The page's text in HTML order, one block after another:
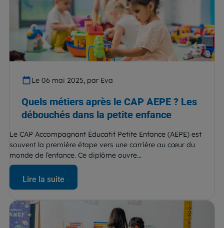
Le 06 mai 2025, par Eva
Quels métiers après le CAP AEPE ? Les
débouchés dans la petite enfance
Le CAP Accompagnant Éducatif Petite Enfance (AEPE) est
souvent la première étape vers une carrière au cœur du
monde de l’enfance. Ce diplôme ouvre...
Lire la suite